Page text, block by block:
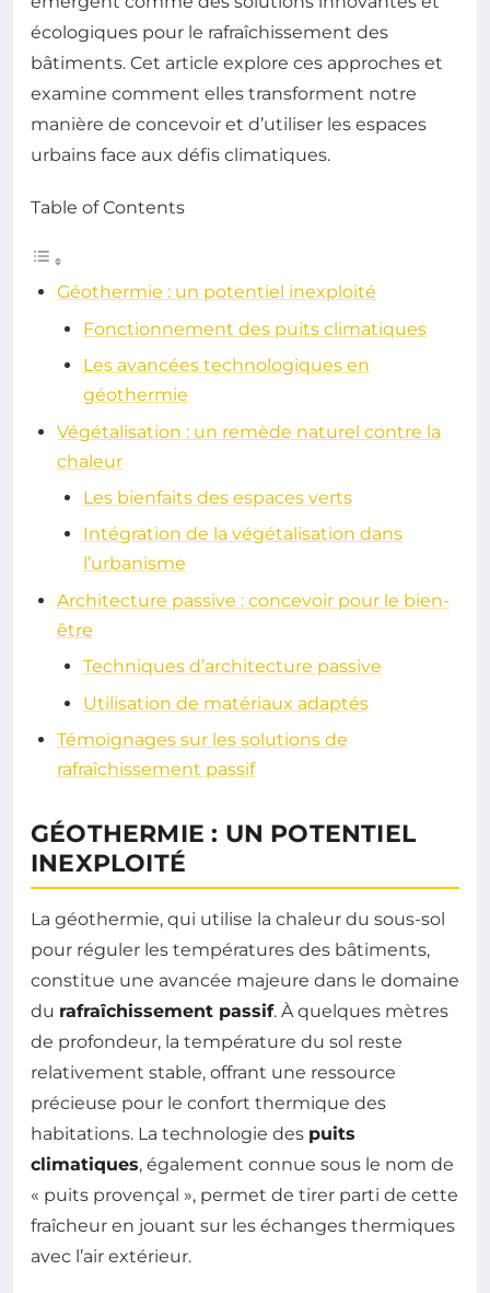
écologiques pour le rafraîchissement des
bâtiments. Cet article explore ces approches et
examine comment elles transforment notre
manière de concevoir et d’utiliser les espaces
urbains face aux défis climatiques.
Table of Contents
Géothermie : un potentiel inexploité
Fonctionnement des puits climatiques
Les avancées technologiques en
géothermie
Végétalisation : un remède naturel contre la
chaleur
Les bienfaits des espaces verts
Intégration de la végétalisation dans
l’urbanisme
Architecture passive : concevoir pour le bien-
être
Techniques d’architecture passive
Utilisation de matériaux adaptés
Témoignages sur les solutions de
rafraîchissement passif
GÉOTHERMIE : UN POTENTIEL
INEXPLOITÉ
La géothermie, qui utilise la chaleur du sous-sol
pour réguler les températures des bâtiments,
constitue une avancée majeure dans le domaine
du rafraîchissement passif. À quelques mètres
de profondeur, la température du sol reste
relativement stable, offrant une ressource
précieuse pour le confort thermique des
habitations. La technologie des puits
climatiques, également connue sous le nom de
« puits provençal », permet de tirer parti de cette
fraîcheur en jouant sur les échanges thermiques
avec l’air extérieur.